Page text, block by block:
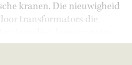
kranen. Die nieuwigheid
transformators die